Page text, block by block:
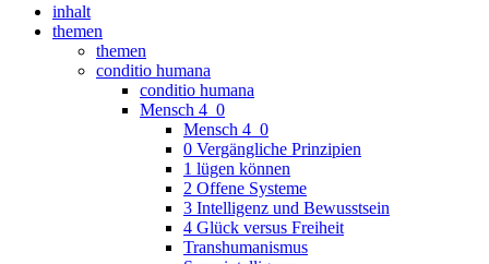
inhalt
themen
themen
conditio humana
conditio humana
Mensch 4_0
Mensch 4_0
0 Vergängliche Prinzipien
1 lügen können
2 Offene Systeme
3 Intelligenz und Bewusstsein
4 Glück versus Freiheit
Transhumanismus